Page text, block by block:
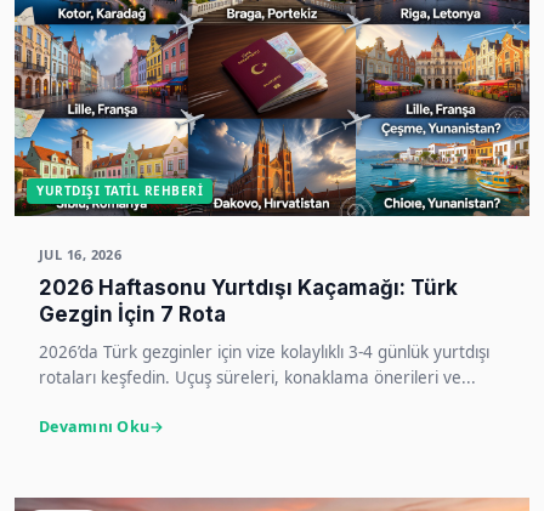
YURTDIŞI TATIL REHBERI
JUL 16, 2026
2026 Haftasonu Yurtdışı Kaçamağı: Türk
Gezgin İçin 7 Rota
2026’da Türk gezginler için vize kolaylıklı 3-4 günlük yurtdışı
rotaları keşfedin. Uçuş süreleri, konaklama önerileri ve...
Devamını Oku